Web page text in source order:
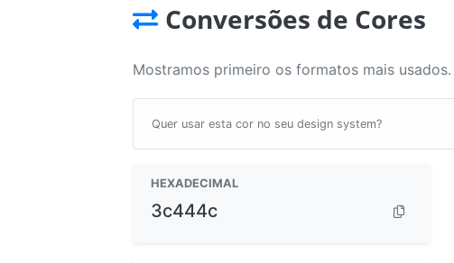
Conversões de Cores
Mostramos primeiro os formatos mais
Quer usar esta cor no seu design system?
HEXADECIMAL
3c444c